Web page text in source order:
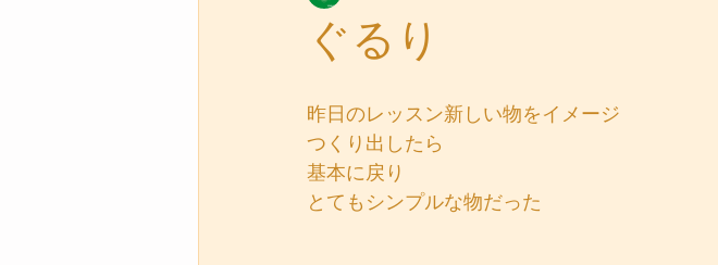
ぐるり
昨日のレッスン新しい物をイメージ
つくり出したら
基本に戻り
とてもシンプルな物だった